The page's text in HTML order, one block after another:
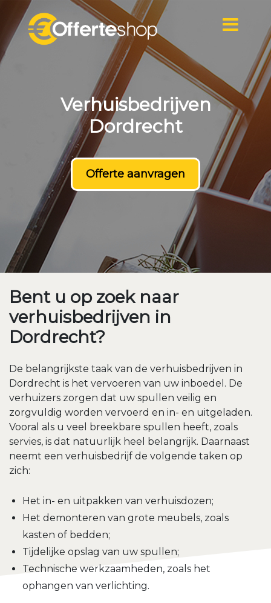
inhoud
springen
Verhuisbedrijven
Dordrecht
Offerte aanvragen
Bent u op zoek naar
verhuisbedrijven in
Dordrecht?
De belangrijkste taak van de verhuisbedrijven in
Dordrecht is het vervoeren van uw inboedel. De
verhuizers zorgen dat uw spullen veilig en
zorgvuldig worden vervoerd en in- en uitgeladen.
Vooral als u veel breekbare spullen heeft, zoals
servies, is dat natuurlijk heel belangrijk. Daarnaast
neemt een verhuisbedrijf de volgende taken op
zich:
Het in- en uitpakken van verhuisdozen;
Het demonteren van grote meubels, zoals
kasten of bedden;
Tijdelijke opslag van uw spullen;
Technische werkzaamheden, zoals het
ophangen van verlichting.